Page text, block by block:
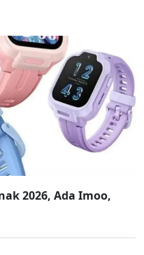
2026, Ada Imoo,